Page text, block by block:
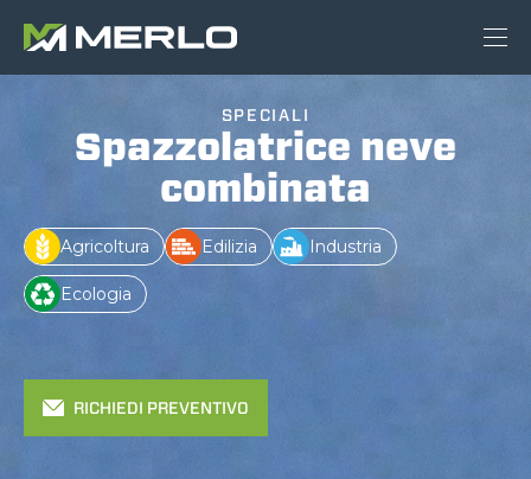
SPECIALI
Spazzolatrice neve
combinata
Agricoltura Edilizia Industria
Ecologia
RICHIEDI PREVENTIVO